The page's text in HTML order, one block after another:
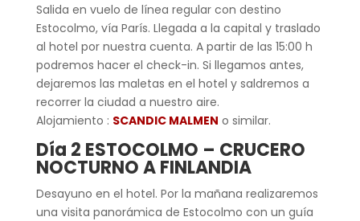
Salida en vuelo de línea regular con destino
Estocolmo, vía París. Llegada a la capital y traslado
al hotel por nuestra cuenta. A partir de las 15:00 h
podremos hacer el check-in. Si llegamos antes,
dejaremos las maletas en el hotel y saldremos a
recorrer la ciudad a nuestro aire.
Alojamiento : SCANDIC MALMEN o similar.
Día 2 ESTOCOLMO – CRUCERO
NOCTURNO A FINLANDIA
Desayuno en el hotel. Por la mañana realizaremos
una visita panorámica de Estocolmo con un guía